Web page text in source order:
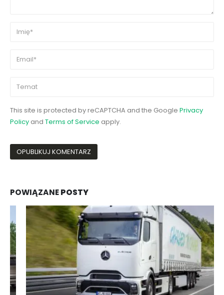
This site is protected by reCAPTCHA and the Google Privacy
Policy and Terms of Service apply.
POWIĄZANEPOSTY